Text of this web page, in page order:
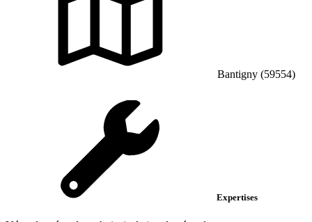
Bantigny (59554)
Expertises